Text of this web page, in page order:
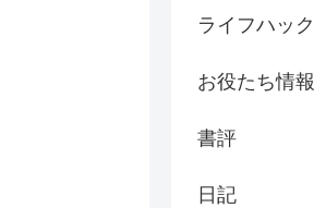
ライフハック
お役たち情報
書評
日記